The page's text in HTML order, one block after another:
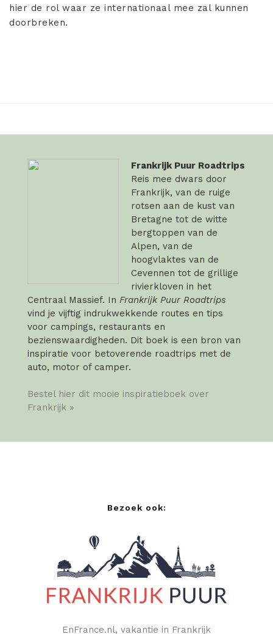
hier de rol waar ze internationaal mee zal kunnen
doorbreken.
Frankrijk Puur Roadtrips
Reis mee dwars door
Frankrijk, van de ruige
rotsen aan de kust van
Bretagne tot de witte
bergtoppen van de
Alpen, van de
hoogvlaktes van de
Cevennen tot de grillige
rivierkloven in het
Centraal Massief. In Frankrijk Puur Roadtrips
vind je vijftig indrukwekkende routes en tips
voor campings, restaurants en
bezienswaardigheden. Dit boek is een bron van
inspiratie voor betoverende roadtrips met de
auto, motor of camper.
Bestel hier dit mooie inspiratieboek over
Frankrijk »
Bezoek ook:
EnFrance.nl, vakantie in Frankrijk